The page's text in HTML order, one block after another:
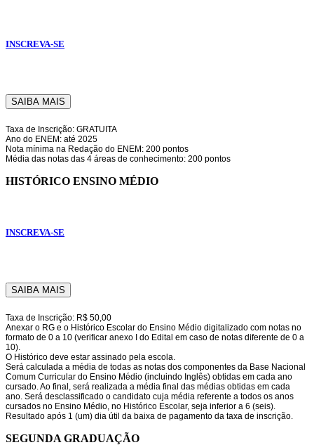
INSCREVA-SE
SAIBA MAIS
Taxa de Inscrição: GRATUITA
Ano do ENEM: até 2025
Nota mínima na Redação do ENEM: 200 pontos
Média das notas das 4 áreas de conhecimento: 200 pontos
HISTÓRICO ENSINO MÉDIO
INSCREVA-SE
SAIBA MAIS
Taxa de Inscrição: R$ 50,00
Anexar o RG e o Histórico Escolar do Ensino Médio digitalizado com notas no
formato de 0 a 10 (verificar anexo I do Edital em caso de notas diferente de 0 a
10).
O Histórico deve estar assinado pela escola.
Será calculada a média de todas as notas dos componentes da Base Nacional
Comum Curricular do Ensino Médio (incluindo Inglês) obtidas em cada ano
cursado. Ao final, será realizada a média final das médias obtidas em cada
ano. Será desclassificado o candidato cuja média referente a todos os anos
cursados no Ensino Médio, no Histórico Escolar, seja inferior a 6 (seis).
Resultado após 1 (um) dia útil da baixa de pagamento da taxa de inscrição.
SEGUNDA GRADUAÇÃO